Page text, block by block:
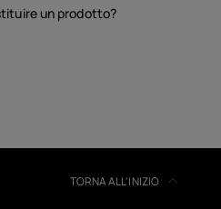
un prodotto?
TORNA ALL'INIZIO